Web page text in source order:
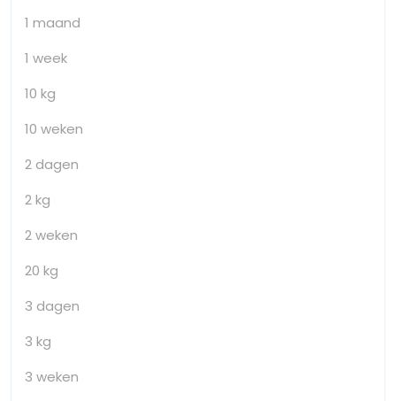
1 maand
1 week
10 kg
10 weken
2 dagen
2 kg
2 weken
20 kg
3 dagen
3 kg
3 weken